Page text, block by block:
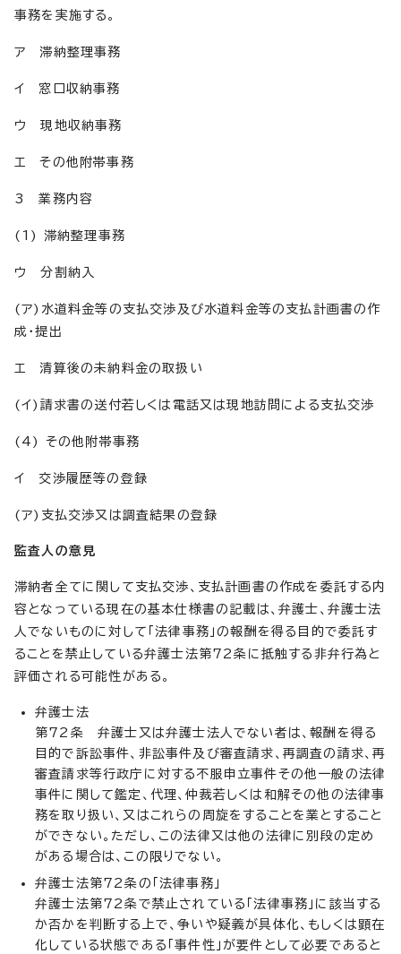
事務を実施する。
ア 滞納整理事務
イ 窓口収納事務
ウ 現地収納事務
エ その他附帯事務
3 業務内容
(1) 滞納整理事務
ウ 分割納入
(ア)水道料金等の支払交渉及び水道料金等の支払計画書の作
成・提出
エ 清算後の未納料金の取扱い
(イ)請求書の送付若しくは電話又は現地訪問による支払交渉
(4) その他附帯事務
イ 交渉履歴等の登録
(ア)支払交渉又は調査結果の登録
監査人の意見
滞納者全てに関して支払交渉、支払計画書の作成を委託する内
容となっている現在の基本仕様書の記載は、弁護士、弁護士法
人でないものに対して「法律事務」の報酬を得る目的で委託す
ることを禁止している弁護士法第72条に抵触する非弁行為と
評価される可能性がある。
弁護士法
第72条 弁護士又は弁護士法人でない者は、報酬を得る
目的で訴訟事件、非訟事件及び審査請求、再調査の請求、再
審査請求等行政庁に対する不服申立事件その他一般の法律
事件に関して鑑定、代理、仲裁若しくは和解その他の法律事
務を取り扱い、又はこれらの周旋をすることを業とすること
ができない。ただし、この法律又は他の法律に別段の定め
がある場合は、この限りでない。
弁護士法第72条の「法律事務」
弁護士法第72条で禁止されている「法律事務」に該当する
か否かを判断する上で、争いや疑義が具体化、もしくは顕在
化している状態である「事件性」が要件として必要であると